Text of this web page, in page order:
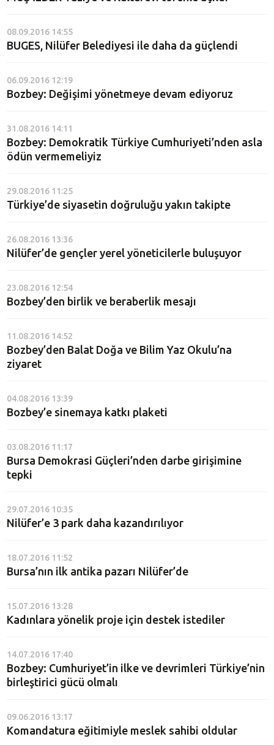
08.09.2016 14:55
BUGES, Nilüfer Belediyesi ile daha da güçlendi
06.09.2016 12:19
Bozbey: Değişimi yönetmeye devam ediyoruz
31.08.2016 14:11
Bozbey: Demokratik Türkiye Cumhuriyeti’nden asla
ödün vermemeliyiz
29.08.2016 11:25
Türkiye’de siyasetin doğruluğu yakın takipte
26.08.2016 13:36
Nilüfer’de gençler yerel yöneticilerle buluşuyor
23.08.2016 12:54
Bozbey’den birlik ve beraberlik mesajı
11.08.2016 14:52
Bozbey’den Balat Doğa ve Bilim Yaz Okulu’na
ziyaret
04.08.2016 13:39
Bozbey’e sinemaya katkı plaketi
03.08.2016 11:17
Bursa Demokrasi Güçleri’nden darbe girişimine
tepki
29.07.2016 10:35
Nilüfer’e 3 park daha kazandırılıyor
18.07.2016 11:52
Bursa’nın ilk antika pazarı Nilüfer’de
15.07.2016 13:28
Kadınlara yönelik proje için destek istediler
14.07.2016 17:40
Bozbey: Cumhuriyet’in ilke ve devrimleri Türkiye’nin
birleştirici gücü olmalı
09.06.2016 13:17
Komandatura eğitimiyle meslek sahibi oldular